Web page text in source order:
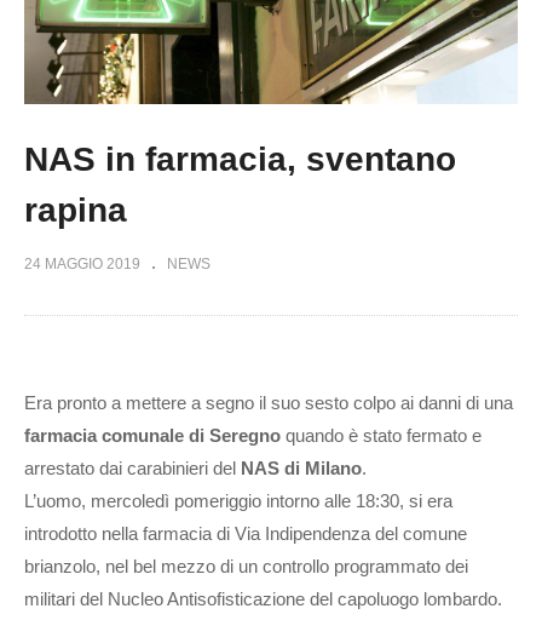
NAS in farmacia, sventano
rapina
24 MAGGIO 2019 NEWS
Era pronto a mettere a segno il suo sesto colpo ai danni di una
farmacia comunale di Seregno quando è stato fermato e
arrestato dai carabinieri del NAS di Milano.
L’uomo, mercoledì pomeriggio intorno alle 18:30, si era
introdotto nella farmacia di Via Indipendenza del comune
brianzolo, nel bel mezzo di un controllo programmato dei
militari del Nucleo Antisofisticazione del capoluogo lombardo.